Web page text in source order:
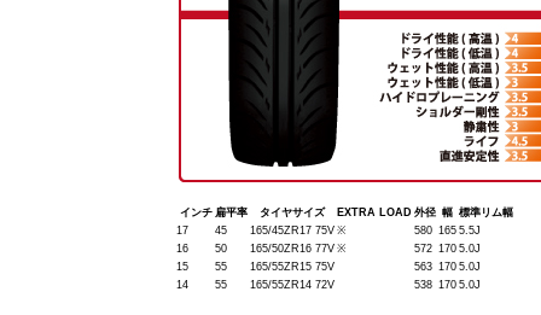
インチ 扁平率 タイヤサイズ EXTRA LOAD 外径 幅 標準リム幅
17
45 165/45ZR17 75V ※ 580 165 5.5J
16
50 165/50ZR16 77V ※ 572 170 5.0J
15
55 165/55ZR15 75V 563 170 5.0J
14
55 165/55ZR14 72V 538 170 5.0J